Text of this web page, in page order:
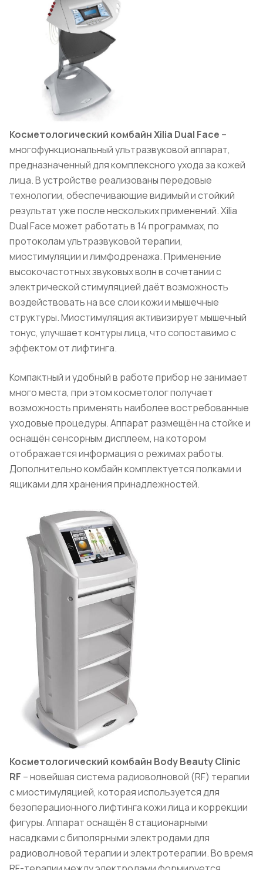
Косметологический комбайн Xilia Dual Face –
многофункциональный ультразвуковой аппарат,
предназначенный для комплексного ухода за кожей
лица. В устройстве реализованы передовые
технологии, обеспечивающие видимый и стойкий
результат уже после нескольких применений. Xilia
Dual Face может работать в 14 программах, по
протоколам ультразвуковой терапии,
миостимуляции и лимфодренажа. Применение
высокочастотных звуковых волн в сочетании с
электрической стимуляцией даёт возможность
воздействовать на все слои кожи и мышечные
структуры. Миостимуляция активизирует мышечный
тонус, улучшает контуры лица, что сопоставимо с
эффектом от лифтинга.
Компактный и удобный в работе прибор не занимает
много места, при этом косметолог получает
возможность применять наиболее востребованные
уходовые процедуры. Аппарат размещён на стойке и
оснащён сенсорным дисплеем, на котором
отображается информация о режимах работы.
Дополнительно комбайн комплектуется полками и
ящиками для хранения принадлежностей.
Косметологический комбайн Body Beauty Clinic
RF – новейшая система радиоволновой (RF) терапии
с миостимуляцией, которая используется для
безоперационного лифтинга кожи лица и коррекции
фигуры. Аппарат оснащён 8 стационарными
насадками с биполярными электродами для
радиоволновой терапии и электротерапии. Во время